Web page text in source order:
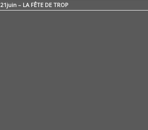
21juin – LA FÊTE DE TROP